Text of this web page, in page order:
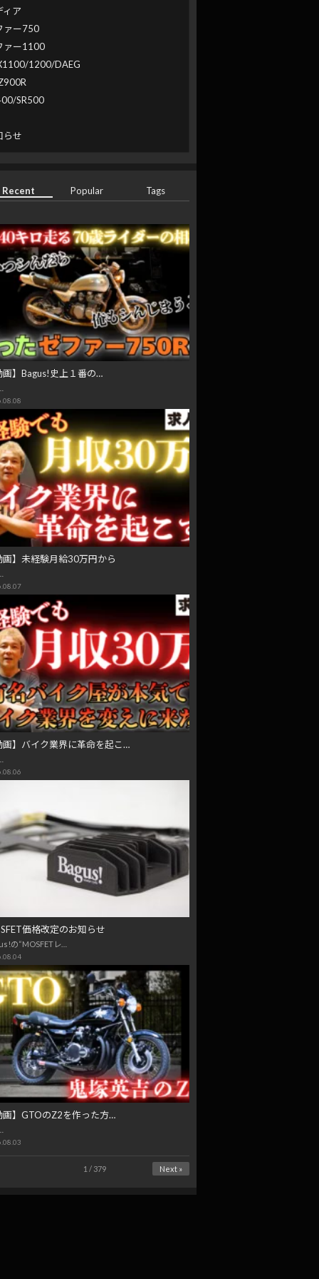
ィア
ァー750
ァー1100
1200/DAEG
SR500
らせ
Recent Popular Tags
画】Bagus!史上１番の…
画】未経験月給30万円から
画】バイク業界に革命を起こ…
価格改定のお知らせ
の“MOSFETレ…
画】GTOのZ2を作った方…
1 / 379 Next »